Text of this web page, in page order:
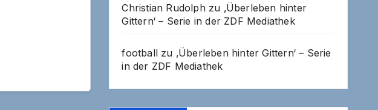
Christian Rudolphzu ‚Überleben hinter
Gittern‘ – Serie in der ZDF Mediathek
footballzu ‚Überleben hinter Gittern‘ – Serie
in der ZDF Mediathek